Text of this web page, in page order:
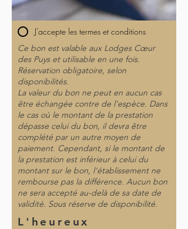
J’accepte les termes et conditions
Ce bon est valable aux Lodges Cœur
des Puys et utilisable en une fois.
Réservation obligatoire, selon
disponibilités.
La valeur du bon ne peut en aucun cas
être échangée contre de l'espèce. Dans
le cas où le montant de la prestation
dépasse celui du bon, il devra être
complété par un autre moyen de
paiement. Cependant, si le montant de
la prestation est inférieur à celui du
montant sur le bon, l'établissement ne
rembourse pas la différence. Aucun bon
ne sera accepté au-delà de sa date de
validité. Sous réserve de disponibilité.
L'heureux